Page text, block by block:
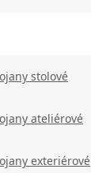
stolové
ateliérové
exteriérové